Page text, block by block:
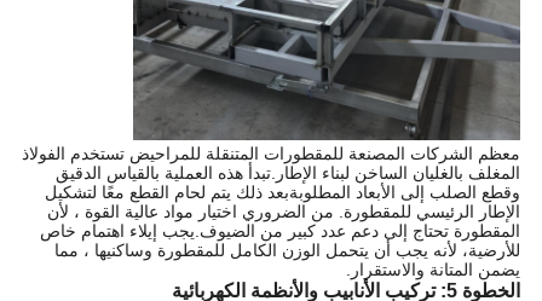
معظم الشركات المصنعة للمقطورات المتنقلة للمراحيض تستخدم الفولاذ
المغلف بالغليان الساخن لبناء الإطار.تبدأ هذه العملية بالقياس الدقيق
وقطع الصلب إلى الأبعاد المطلوبةبعد ذلك يتم لحام القطع معًا لتشكيل
الإطار الرئيسي للمقطورة. من الضروري اختيار مواد عالية القوة ، لأن
المقطورة تحتاج إلى دعم عدد كبير من الضيوف.يجب إيلاء اهتمام خاص
للأرضية، لأنه يجب أن يتحمل الوزن الكامل للمقطورة وساكنيها ، مما
يضمن المتانة والاستقرار.
الخطوة 5: تركيب الأنابيب والأنظمة الكهربائية